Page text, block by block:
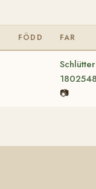
FÖDD FAR
Schlütter
📷